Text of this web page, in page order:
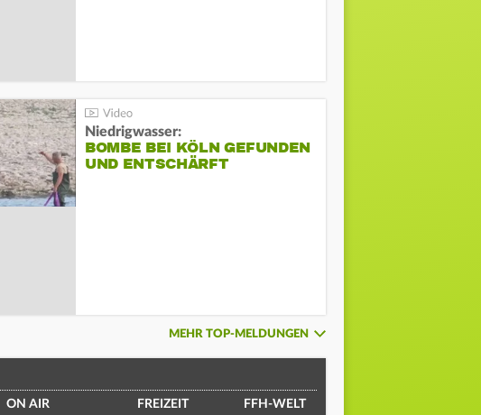
Niedrigwasser:
BOMBE BEI KÖLN GEFUNDEN
UND ENTSCHÄRFT
MEHR TOP-MELDUNGEN
ON AIR FREIZEIT FFH-WELT